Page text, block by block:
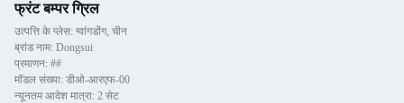
फ्रंट बम्पर ग्रिल
उत्पत्ति के प्लेस: ग्वांगडोंग, चीन
ब्रांड नाम: Dongsui
प्रमाणन: ##
मॉडल संख्या: डीओ-आरएफ-00
न्यूनतम आदेश मात्रा: 2 सेट